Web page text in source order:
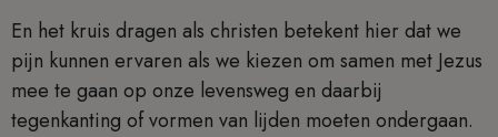
En het kruis dragen als christen betekent hier dat we
pijn kunnen ervaren als we kiezen om samen met Jezus
mee te gaan op onze levensweg en daarbij
tegenkanting of vormen van lijden moeten ondergaan.